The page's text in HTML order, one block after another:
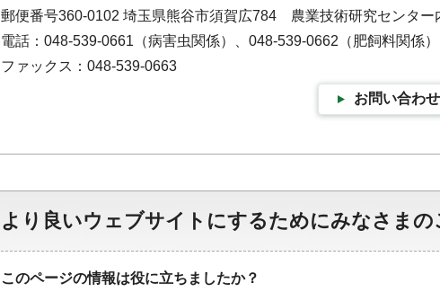
郵便番号360-0102 埼玉県熊谷市須賀広784 農業技術研究センター
電話：048-539-0661（病害虫関係）、048-539-0662（肥飼料関係）
ファックス：048-539-0663
お問い合わ
より良いウェブサイトにするためにみなさま
このページの情報は役に立ちましたか？